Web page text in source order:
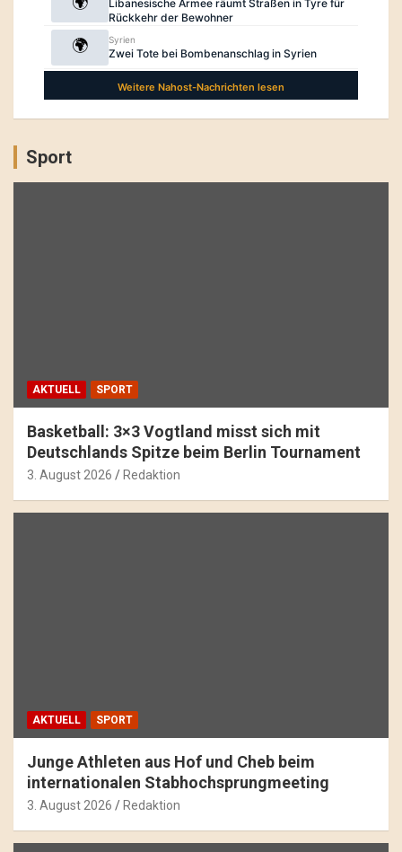
Sport
AKTUELL SPORT
Basketball: 3×3 Vogtland misst sich mit
Deutschlands Spitze beim Berlin Tournament
3. August 2026 Redaktion
AKTUELL SPORT
Junge Athleten aus Hof und Cheb beim
internationalen Stabhochsprungmeeting
3. August 2026 Redaktion